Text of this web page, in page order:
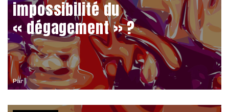
Par
impossibilité du
« dégagement » ?